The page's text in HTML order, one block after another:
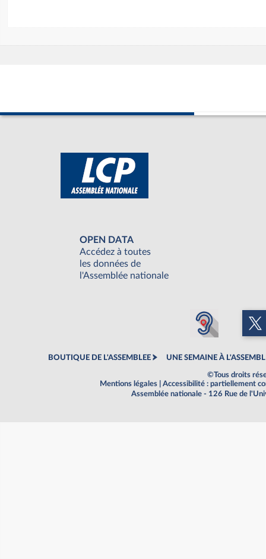
OPEN DATA
Accédez à toutes
les données de
l'Assemblée nationale
BOUTIQUE DE L'ASSEMBLEE UNE SEMAINE À
©Tous droits
Mentions légales
Accessibilité : partiellement
Assemblée nationale - 126 Rue de